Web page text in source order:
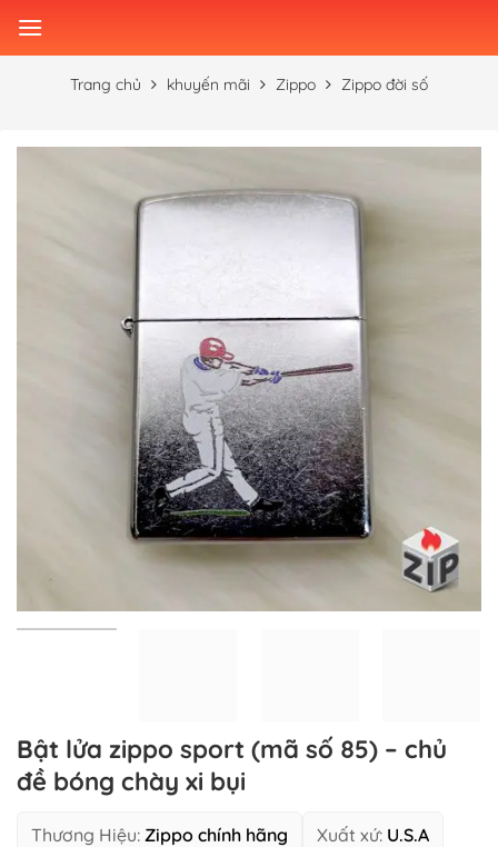
Trang chủ khuyến mãi Zippo Zippo đời số
Bật lửa zippo sport (mã số 85) – chủ
đề bóng chày xi bụi
Thương Hiệu: Zippo chính hãng Xuất xứ: U.S.A